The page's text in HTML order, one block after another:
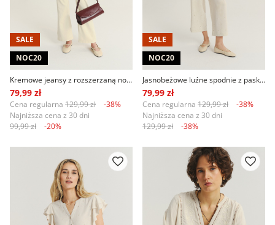
SALE
NOC20
Kremowe jeansy z rozszerzaną nogawką
79,99 zł
Cena regularna 129,99 zł
-38%
Najniższa cena z 30 dni
99,99 zł
-20%
SALE
NOC20
Jasnobeżowe luźne spodnie z paskiem w talii
79,99 zł
Cena regularna 129,99 zł
-38%
Najniższa cena z 30 dni
129,99 zł
-38%